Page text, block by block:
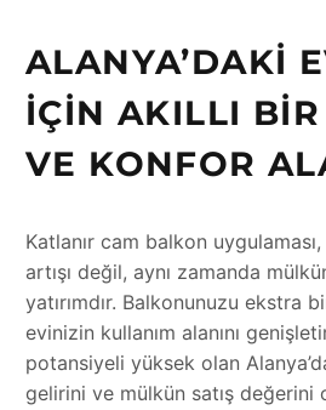
ALANYA’DAKI
İÇIN AKILLI BIR
VE KONFOR
Katlanır cam balkon
artışı değil, aynı zamanda
yatırımdır. Balkonunuzu ekstra
evinizin kullanım alanını
potansiyeli yüksek olan
gelirini ve mülkün satış değerini